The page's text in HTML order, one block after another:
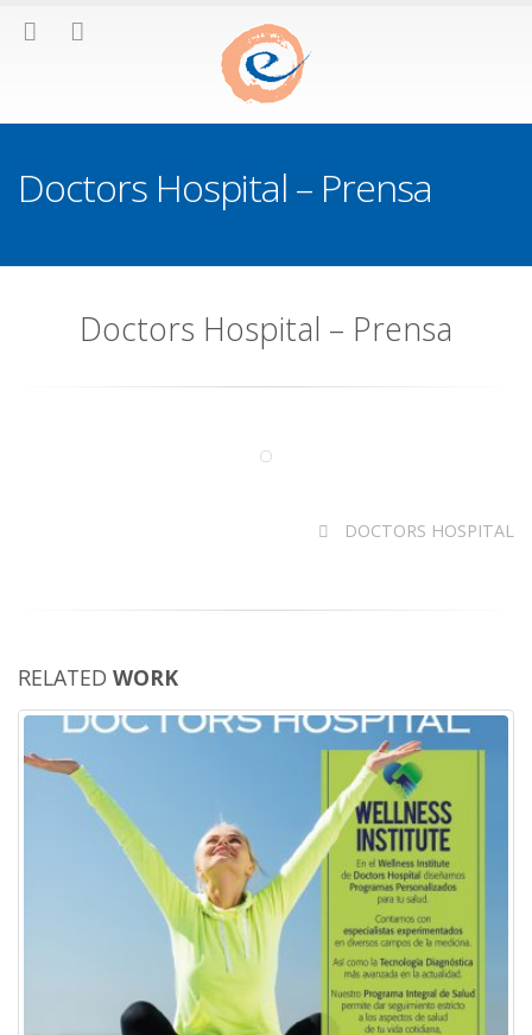
Doctors Hospital – Prensa
Doctors Hospital – Prensa
DOCTORS HOSPITAL
RELATED WORK